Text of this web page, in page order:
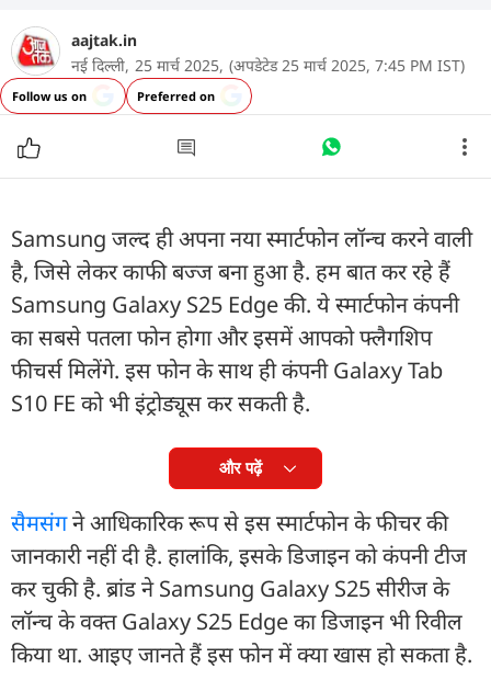
aajtak.in
नई दिल्ली, 25 मार्च 2025, (अपडेटेड 25 मार्च 2025, 7:45 PM IST)
Follow us on Preferred on
Samsung जल्द ही अपना नया स्मार्टफोन लॉन्च करने वाली
है, जिसे लेकर काफी बज्ज बना हुआ है. हम बात कर रहे हैं
Samsung Galaxy S25 Edge की. ये स्मार्टफोन कंपनी
का सबसे पतला फोन होगा और इसमें आपको फ्लैगशिप
फीचर्स मिलेंगे. इस फोन के साथ ही कंपनी Galaxy Tab
S10 FE को भी इंट्रोड्यूस कर सकती है.
और पढ़ें
सैमसंगने आधिकारिक रूप से इस स्मार्टफोन के फीचर की
जानकारी नहीं दी है. हालांकि, इसके डिजाइन को कंपनी टीज
कर चुकी है. ब्रांड ने Samsung Galaxy S25 सीरीज के
लॉन्च के वक्त Galaxy S25 Edge का डिजाइन भी रिवील
किया था. आइए जानते हैं इस फोन में क्या खास हो सकता है.